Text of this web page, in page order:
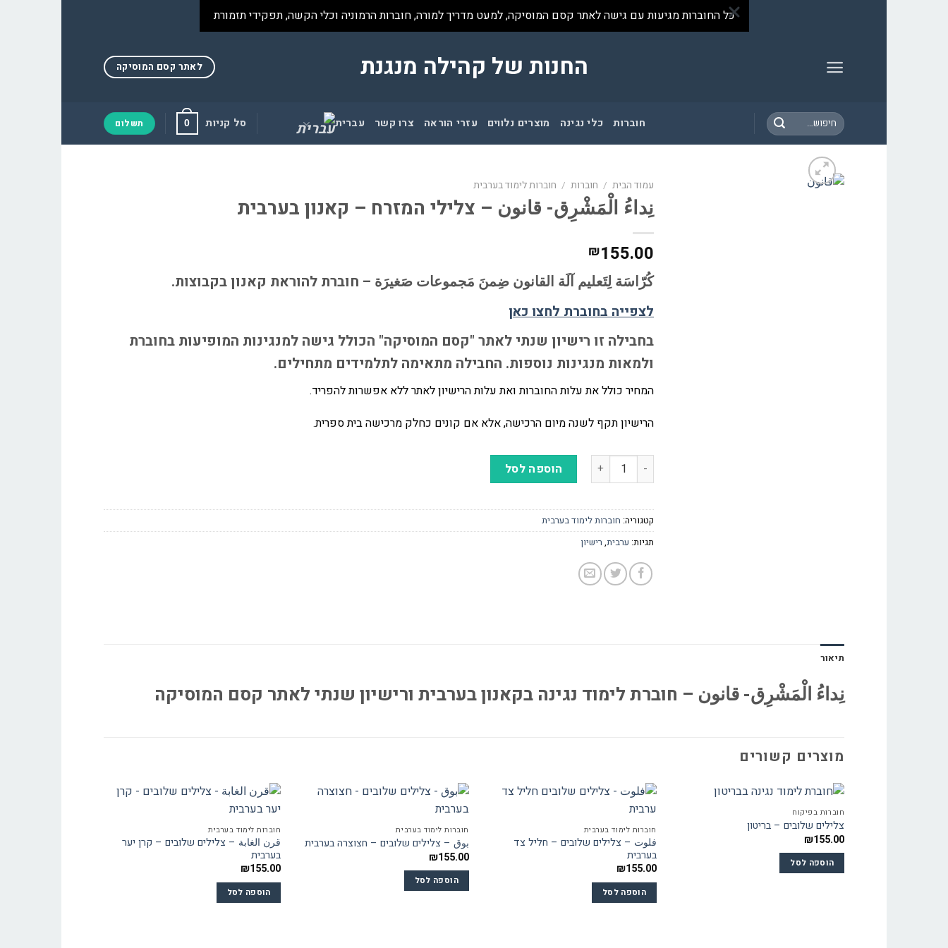
כל החוברות מגיעות עם גישה לאתר קסם המוסיקה, למעט מדריך למורה, חוברות הרמוניה וכלי הקשה, תפקידי תזמורת
החנות של קהילה מנגנת לאתר קסם המוסיקה
חיפוש
עבור:
חוברות כלי נגינה מוצרים נלווים עזרי הוראה צרו קשר עברית סל קניות 0 תשלום
עמוד הבית / חוברות / חוברות לימוד בערבית
نِداءُ الْمَشْرِق- قانون – צלילי המזרח – קאנון בערבית
₪155.00
كُرّاسَة لِتَعليم آلَة القانون ضِمنَ مَجموعات صَغيرَة – חוברת להוראת קאנון בקבוצות.
לצפייה בחוברת לחצו כאן
בחבילה זו רישיון שנתי לאתר "קסם המוסיקה" הכולל גישה למנגינות המופיעות בחוברת
ולמאות מנגינות נוספות. החבילה מתאימה לתלמידים מתחילים.
המחיר כולל את עלות החוברות ואת עלות הרישיון לאתר ללא אפשרות להפריד.
הרישיון תקף לשנה מיום הרכישה, אלא אם קונים כחלק מרכישה בית ספרית.
כמות של نِداءُ الْمَشْرِق- قانون - צלילי המזרח - קאנון בערבית
הוספה לסל
קטגוריה: חוברות לימוד בערבית
תגיות: ערבית, רישיון
תיאור
نِداءُ الْمَشْرِق- قانون – חוברת לימוד נגינה בקאנון בערבית ורישיון שנתי לאתר קסם המוסיקה
מוצרים קשורים
חוברות בפיקוח
צלילים שלובים – בריטון
₪155.00
הוספה לסל
חוברות לימוד בערבית
فلوت – צלילים שלובים – חליל צד
בערבית
₪155.00
הוספה לסל
חוברות לימוד בערבית
بوق – צלילים שלובים – חצוצרה בערבית
₪155.00
הוספה לסל
חוברות לימוד בערבית
قرن الغابة – צלילים שלובים – קרן יער
בערבית
₪155.00
הוספה לסל